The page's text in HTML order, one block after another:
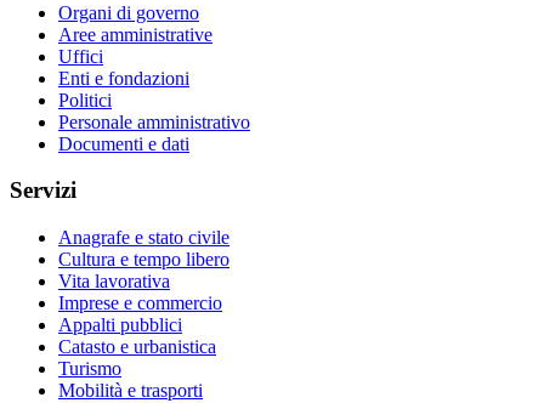
Organi di governo
Aree amministrative
Uffici
Enti e fondazioni
Politici
Personale amministrativo
Documenti e dati
Servizi
Anagrafe e stato civile
Cultura e tempo libero
Vita lavorativa
Imprese e commercio
Appalti pubblici
Catasto e urbanistica
Turismo
Mobilità e trasporti